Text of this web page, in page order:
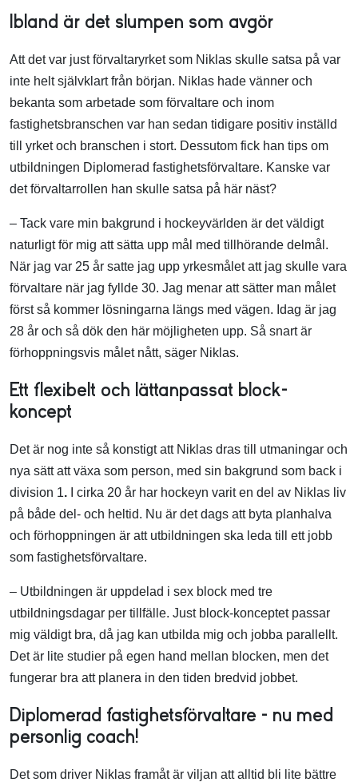
Ibland är det slumpen som avgör
Att det var just förvaltaryrket som Niklas skulle satsa på var
inte helt självklart från början. Niklas hade vänner och
bekanta som arbetade som förvaltare och inom
fastighetsbranschen var han sedan tidigare positiv inställd
till yrket och branschen i stort. Dessutom fick han tips om
utbildningen Diplomerad fastighetsförvaltare. Kanske var
det förvaltarrollen han skulle satsa på här näst?
– Tack vare min bakgrund i hockeyvärlden är det väldigt
naturligt för mig att sätta upp mål med tillhörande delmål.
När jag var 25 år satte jag upp yrkesmålet att jag skulle vara
förvaltare när jag fyllde 30. Jag menar att sätter man målet
först så kommer lösningarna längs med vägen. Idag är jag
28 år och så dök den här möjligheten upp. Så snart är
förhoppningsvis målet nått, säger Niklas.
Ett flexibelt och lättanpassat block-
koncept
Det är nog inte så konstigt att Niklas dras till utmaningar och
nya sätt att växa som person, med sin bakgrund som back i
division 1.
I cirka 20 år har hockeyn varit en del av Niklas liv
på både del- och heltid. Nu är det dags att byta planhalva
och förhoppningen är att utbildningen ska leda till ett jobb
som fastighetsförvaltare.
– Utbildningen är uppdelad i sex block med tre
utbildningsdagar per tillfälle. Just block-konceptet passar
mig väldigt bra, då jag kan utbilda mig och jobba parallellt.
Det är lite studier på egen hand mellan blocken, men det
fungerar bra att planera in den tiden bredvid jobbet.
Diplomerad fastighetsförvaltare – nu med
personlig coach!
Det som driver Niklas framåt är viljan att alltid bli lite bättre